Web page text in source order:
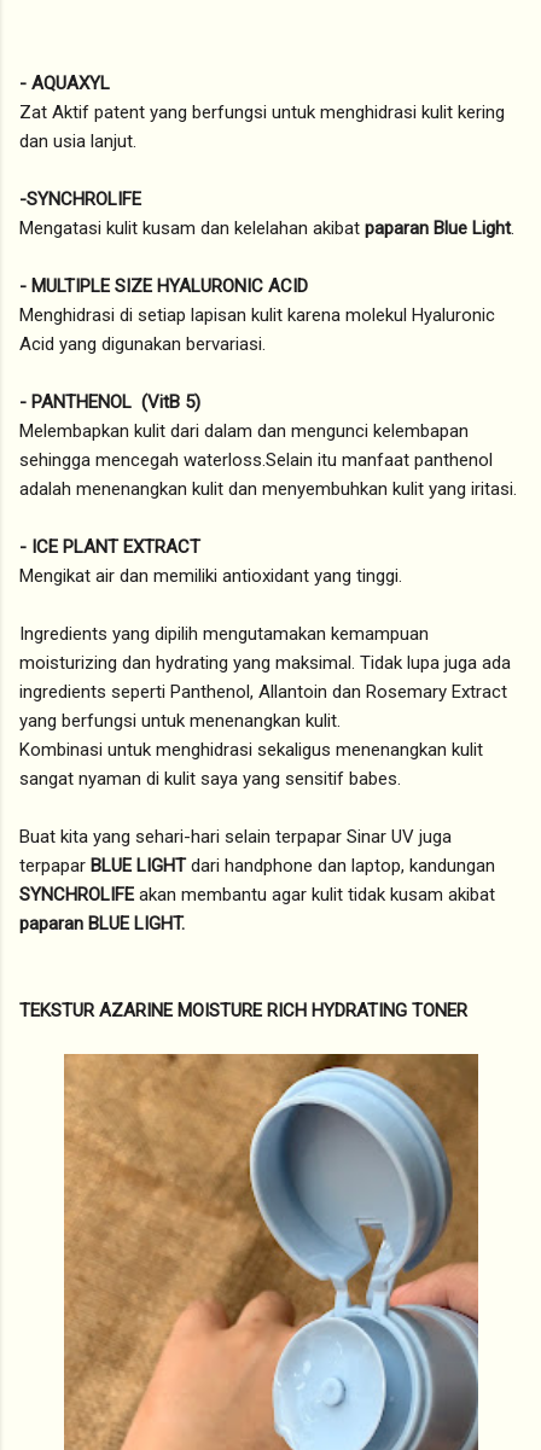
- AQUAXYL
Zat Aktif patent yang berfungsi untuk menghidrasi kulit kering
dan usia lanjut.
-SYNCHROLIFE
Mengatasi kulit kusam dan kelelahan akibat paparan Blue Light.
- MULTIPLE SIZE HYALURONIC ACID
Menghidrasi di setiap lapisan kulit karena molekul Hyaluronic
Acid yang digunakan bervariasi.
- PANTHENOL (VitB 5)
Melembapkan kulit dari dalam dan mengunci kelembapan
sehingga mencegah waterloss.Selain itu manfaat panthenol
adalah menenangkan kulit dan menyembuhkan kulit yang iritasi.
- ICE PLANT EXTRACT
Mengikat air dan memiliki antioxidant yang tinggi.
Ingredients yang dipilih mengutamakan kemampuan
moisturizing dan hydrating yang maksimal. Tidak lupa juga ada
ingredients seperti Panthenol, Allantoin dan Rosemary Extract
yang berfungsi untuk menenangkan kulit.
Kombinasi untuk menghidrasi sekaligus menenangkan kulit
sangat nyaman di kulit saya yang sensitif babes.
Buat kita yang sehari-hari selain terpapar Sinar UV juga
terpapar BLUE LIGHTdari handphone dan laptop, kandungan
SYNCHROLIFE akan membantu agar kulit tidak kusam akibat
paparan BLUE LIGHT.
TEKSTUR AZARINE MOISTURE RICH HYDRATING TONER